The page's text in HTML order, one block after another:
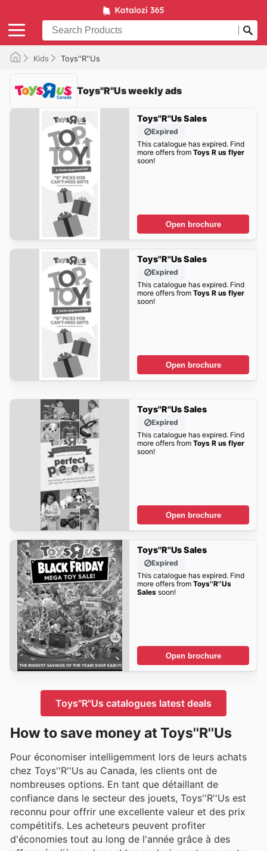
Kids Toys''R''Us
Toys''R''Us weekly ads
Toys''R''Us Sales
Expired
This catalogue has expired. Find
more offers from Toys R us flyer
soon!
Open brochure
Toys''R''Us Sales
Expired
This catalogue has expired. Find
more offers from Toys R us flyer
soon!
Open brochure
Toys''R''Us Sales
Expired
This catalogue has expired. Find
more offers from Toys R us flyer
soon!
Open brochure
Toys''R''Us Sales
Expired
This catalogue has expired. Find
more offers from Toys''R''Us
Salessoon!
Open brochure
Toys''R''Us catalogues latest deals
How to save money at Toys''R''Us
Pour économiser intelligemment lors de leurs achats
chez Toys''R''Us au Canada, les clients ont de
nombreuses options. En tant que détaillant de
confiance dans le secteur des jouets, Toys''R''Us est
reconnu pour offrir une excellente valeur et des prix
compétitifs. Les acheteurs peuvent profiter
d'économies tout au long de l'année grâce à des